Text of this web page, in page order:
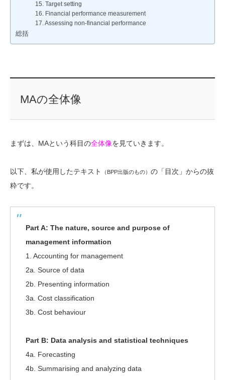
15. Target setting
16. Financial performance measurement
17. Assessing non-financial performance
総括
MAの全体像
まずは、MAという科目の全体像を見ていきます。
以下、私が使用したテキスト （BPP出版のもの） の「目次」からの抜
粋です。
Part A: The nature, source and purpose of
management information
1. Accounting for management
2a. Source of data
2b. Presenting information
3a. Cost classification
3b. Cost behaviour
Part B: Data analysis and statistical techniques
4a. Forecasting
4b. Summarising and analyzing data